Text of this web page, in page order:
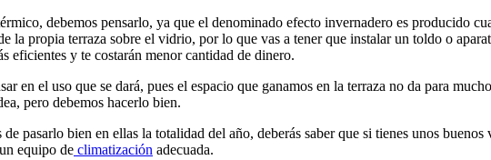
debemos pensarlo, ya que el denominado efecto invernadero es producido
la propia terraza sobre el vidrio, por lo que vas a tener que instalar un toldo o
eficientes y te costarán menor cantidad de dinero.
en el uso que se dará, pues el espacio que ganamos en la terraza no da para
pero debemos hacerlo bien.
pasarlo bien en ellas la totalidad del año, deberás saber que si tienes unos
equipo de climatización adecuada.